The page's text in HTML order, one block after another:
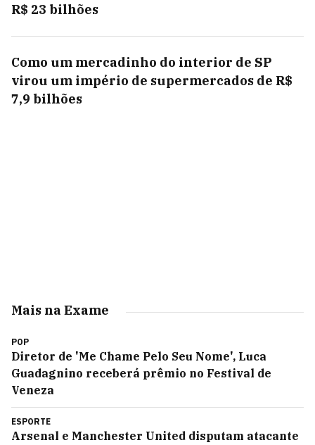
R$ 23 bilhões
Como um mercadinho do interior de SP
virou um império de supermercados de R$
7,9 bilhões
Mais na Exame
POP
Diretor de 'Me Chame Pelo Seu Nome', Luca
Guadagnino receberá prêmio no Festival de
Veneza
ESPORTE
Arsenal e Manchester United disputam atacante